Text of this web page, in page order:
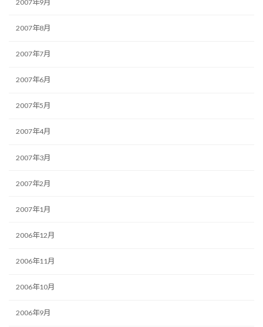
2007年9月
2007年8月
2007年7月
2007年6月
2007年5月
2007年4月
2007年3月
2007年2月
2007年1月
2006年12月
2006年11月
2006年10月
2006年9月